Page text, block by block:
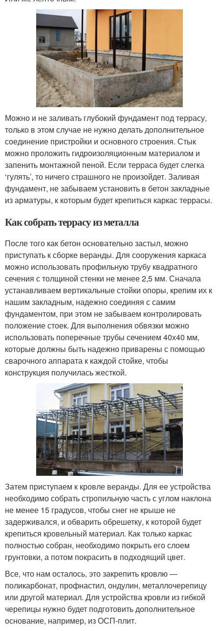
Можно и не заливать глубокий фундамент под террасу,
только в этом случае не нужно делать дополнительное
соединение пристройки и основного строения. Стык
можно проложить гидроизоляционным материалом и
запенить монтажной пеной. Если терраса будет слегка
‘гулять’, то ничего страшного не произойдет. Заливая
фундамент, не забываем установить в бетон закладные
из арматуры, к которым будет крепиться каркас террасы.
Как собрать террасу из металла
После того как бетон основательно застыл, можно
приступать к сборке веранды. Для сооружения каркаса
можно использовать профильную трубу квадратного
сечения с толщиной стенки не менее 2,5 мм. Сначала
устанавливаем вертикальные стойки опоры, крепим их к
нашим закладным, надежно соединяя с самим
фундаментом, при этом не забываем контролировать
положение стоек. Для выполнения обвязки можно
использовать поперечные трубы сечением 40х40 мм,
которые должны быть надежно приварены с помощью
сварочного аппарата к каждой стойке, чтобы
конструкция получилась жесткой.
Затем приступаем к кровле веранды. Для ее устройства
необходимо собрать стропильную часть с углом наклона
не менее 15 градусов, чтобы снег не крыше не
задерживался, и обварить обрешетку, к которой будет
крепиться кровельный материал. Как только каркас
полностью собран, необходимо покрыть его слоем
грунтовки, а потом покрасить в подходящий цвет.
Все, что нам осталось, это закрепить кровлю —
поликарбонат, профнастил, ондулин, металлочерепицу
или другой материал. Для устройства кровли из гибкой
черепицы нужно будет подготовить дополнительное
основание, например, из ОСП-плит.